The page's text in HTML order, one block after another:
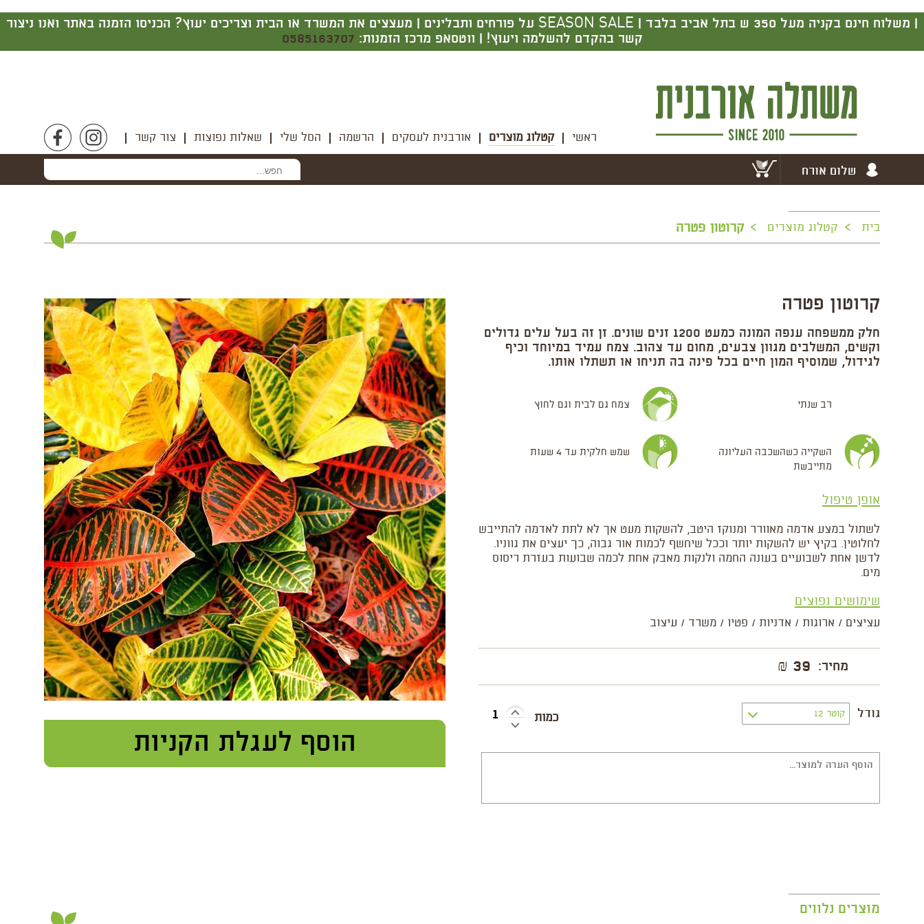
משלוח חינם בקניה מעל 350 ש בתל אביב בלבד | SEASON SALE על פורחים ותבלינים | מעצצים את המשרד או הבית וצריכים יעוץ? הכניסו הזמנה באתר ואנו ניצור
קשר בהקדם להשלמה ויעוץ! | ווטסאפ מרכז הזמנות: 0585163707
ראשי קטלוג מוצרים אורבנית לעסקים הרשמה הסל שלי שאלות נפוצות צור קשר
שלום אורח
בית > קטלוג מוצרים > קרוטון פטרה
קרוטון פטרה
חלק ממשפחה ענפה המונה כמעט 1200 זנים שונים. זן זה בעל עלים גדולים
וקשים, המשלבים מגוון צבעים, מחום עד צהוב. צמח עמיד במיוחד וכיף
לגידול, שמוסיף המון חיים בכל פינה בה תניחו או תשתלו אותו.
רב שנתי צמח גם לבית וגם לחוץ
השקייה כשהשכבה העליונה
מתייבשת
שמש חלקית עד 4 שעות
אופן טיפול
לשתול במצע אדמה מאוורר ומנוקז היטב, להשקות מעט אך לא לתת לאדמה להתייבש
לחלוטין. בקיץ יש להשקות יותר וככל שיחשף לכמות אור גבוה, כך יעצים את גווניו.
לדשן אחת לשבועיים בעונה החמה ולנקות מאבק אחת לכמה שבועות בעזרת ריסוס
מים.
שימושים נפוצים
עציצים / ארוגות / אדניות / פטיו / משרד / עיצוב
מחיר: 39 ₪
גודל
מוצרים נלווים